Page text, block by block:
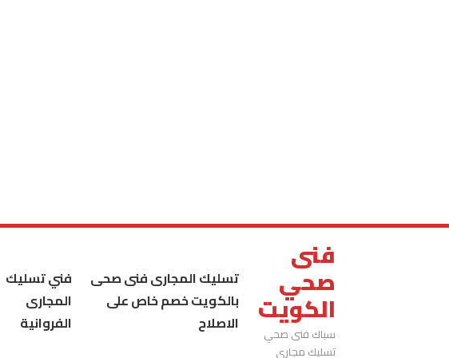
فنى
صحي
الكويت
سباك فنى صحي
تسليك مجاري
تسليك المجارى فنى صحى
بالكويت خصم خاص على
الاصلاح
فني تسليك
المجارى
الفروانية